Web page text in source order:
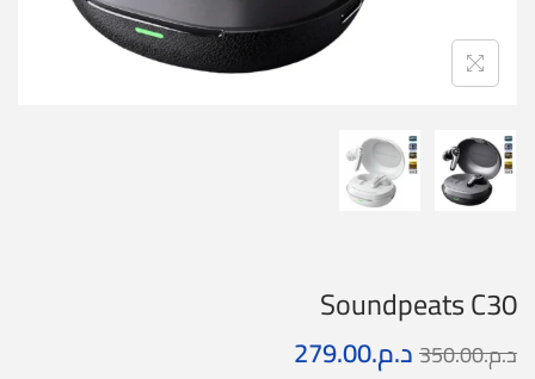
Soundpeats C30
د.م.350.00د.م.279.00